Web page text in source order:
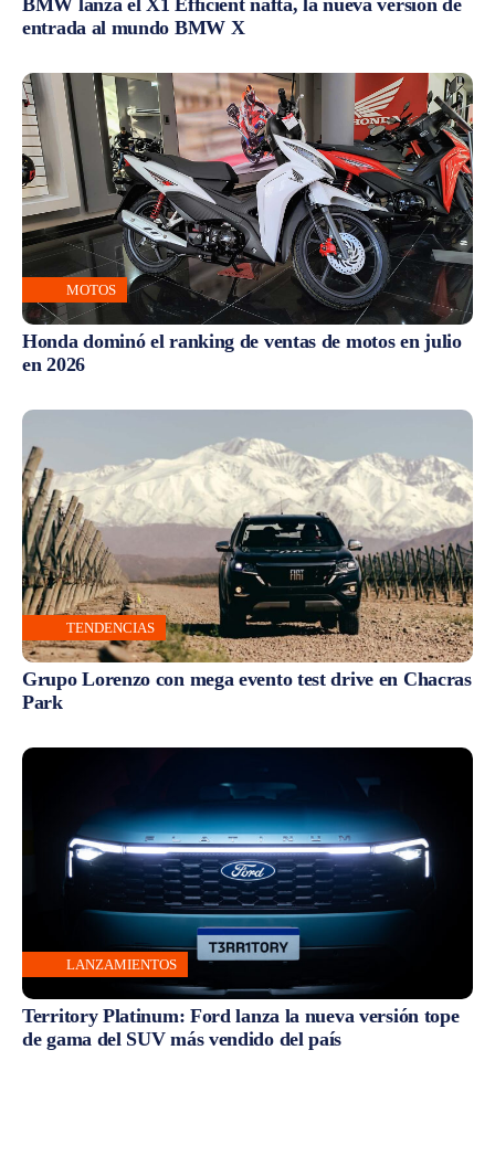
entrada al mundo BMW X
MOTOS
Honda dominó el ranking de ventas de motos en julio
en 2026
TENDENCIAS
Grupo Lorenzo con mega evento test drive en Chacras
Park
LANZAMIENTOS
Territory Platinum: Ford lanza la nueva versión tope
de gama del SUV más vendido del país